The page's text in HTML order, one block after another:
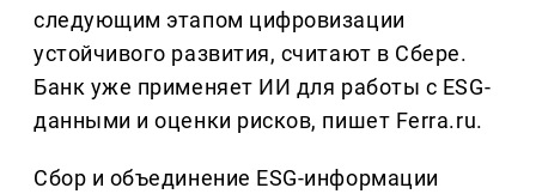
следующим этапом цифровизации
устойчивого развития, считают в Сбере.
Банк уже применяет ИИ для работы с ESG-
данными и оценки рисков, пишет Ferra.ru.
Сбор и объединение ESG-информации